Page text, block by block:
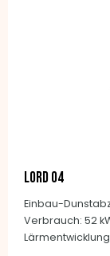
LORD O4
Einbau-
Verbrauch: 52